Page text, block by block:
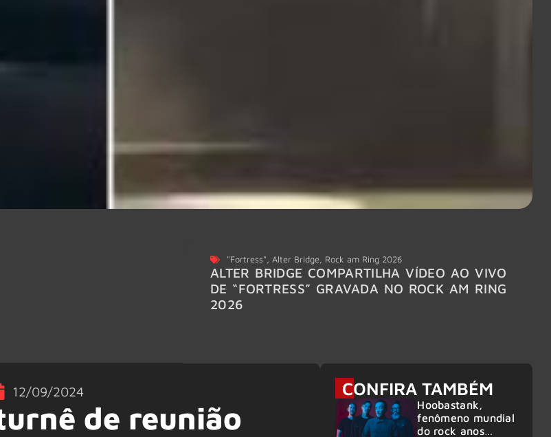
"Fortress",Alter Bridge, Rock am Ring 2026
ALTER BRIDGE COMPARTILHA VÍDEO AO VIVO
DE “FORTRESS” GRAVADA NO ROCK AM RING
2026
12/09/2024
de reunião
CONFIRA TAMBÉM
Hoobastank,
fenômeno mundial
do rock anos